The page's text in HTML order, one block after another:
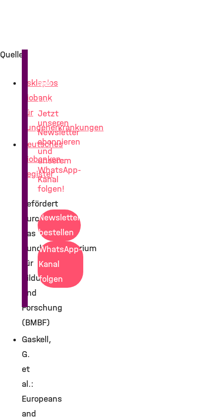
Quellen
Asklepios
Biobank
für
Lungenerkrankungen
Deutsches
Biobanken-
Register
gefördert
durch
das
Bundesministerium
für
Bildung
und
Forschung
(BMBF)
Gaskell,
G.
et
al.:
Europeans
and
aus
der
Lungenforschung
Jetzt
unseren
Newsletter
abonnieren
und
unserem
WhatsApp-
Kanal
folgen!
Newsletter
bestellen
WhatsApp-
Kanal
folgen